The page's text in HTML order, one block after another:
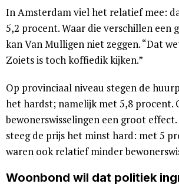
In Amsterdam viel het relatief mee:
5,2 procent. Waar die verschillen een
kan Van Mulligen niet zeggen. “Dat
Zoiets is toch koffiedik kijken.”
Op provinciaal niveau stegen de
het hardst; namelijk met 5,8 procent.
bewonerswisselingen een groot
steeg de prijs het minst hard: met 5
waren ook relatief minder
Woonbond wil dat politiek